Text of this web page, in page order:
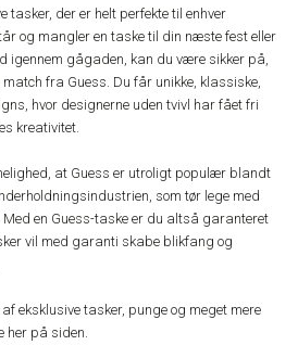
tasker, der er helt perfekte til enhver
og mangler en taske til din næste fest eller
igennem gågaden, kan du være sikker på,
fra Guess. Du får unikke, klassiske,
hvor designerne uden tvivl har fået fri
kreativitet.
at Guess er utroligt populær blandt
som tør lege med
Med en Guess-taske er du altså garanteret
vil med garanti skabe blikfang og
eksklusive tasker, punge og meget mere
her på siden.